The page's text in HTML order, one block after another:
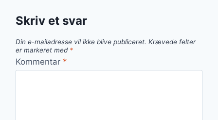
Skriv et svar
Din e-mailadresse vil ikke blive publiceret. Krævede felter
er markeret med *
Kommentar *